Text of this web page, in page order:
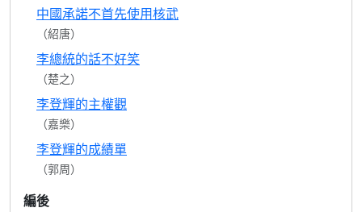
中國承諾不首先使用核武
（紹唐）
李總統的話不好笑
（楚之）
李登輝的主權觀
（嘉樂）
李登輝的成績單
（郭周）
編後